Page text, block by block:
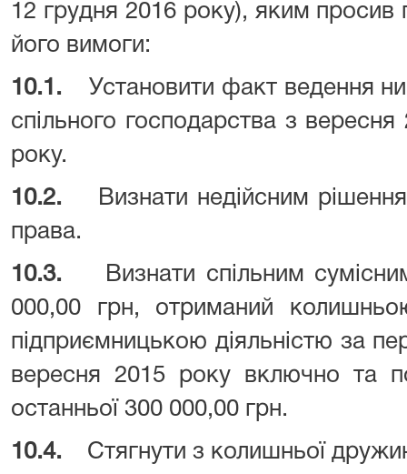
12 грудня 2016 року), яким просив
його вимоги:
10.1. Установити факт ведення
спільного господарства з
року.
10.2.
Визнати недійсним
права.
10.3.
Визнати спільним
000,00 грн, отриманий
підприємницькою діяльністю за
вересня 2015 року включно та
останньої 300 000,00 грн.
10.4. Стягнути з колишньої